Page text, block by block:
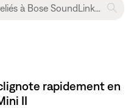
rapidement en
II